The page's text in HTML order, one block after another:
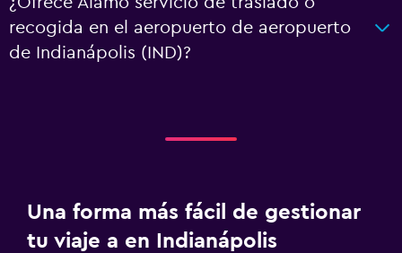
recogida en el aeropuerto de aeropuerto
de Indianápolis (IND)?
Una forma más fácil de gestionar
tu viaje a en Indianápolis